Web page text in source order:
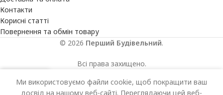
Контакти
Корисні статті
Повернення та обмін товару
© 2026 Перший Будівельний.
Всі права захищено.
Ми використовуємо файли cookie, щоб покращити ваш
досвід на нашому веб-сайті. Переглядаючи цей веб-
побажань
Кошик